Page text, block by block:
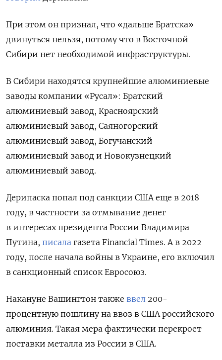
При этом он признал, что «дальше Братска»
двинуться нельзя, потому что в Восточной
Сибири нет необходимой инфраструктуры.
В Сибири находятся крупнейшие алюминиевые
заводы компании «Русал»: Братский
алюминиевый завод, Красноярский
алюминиевый завод, Саяногорский
алюминиевый завод, Богучанский
алюминиевый завод и Новокузнецкий
алюминиевый завод.
Дерипаска попал под санкции США еще в 2018
году, в частности за отмывание денег
в интересах президента России Владимира
Путина, писала газета Financial Times. А в 2022
году, после начала войны в Украине, его включил
в санкционный список Евросоюз.
Накануне Вашингтон также ввел 200-
процентную пошлину на ввоз в США российского
алюминия. Такая мера фактически перекроет
поставки металла из России в США.